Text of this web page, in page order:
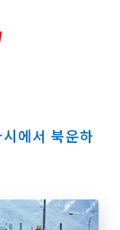
에서 북운하